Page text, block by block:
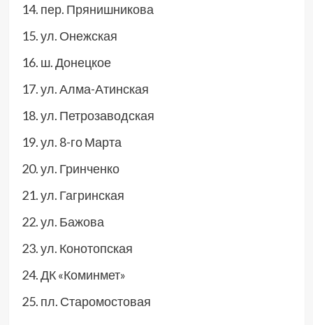
пер. Прянишникова
ул. Онежская
ш. Донецкое
ул. Алма-Атинская
ул. Петрозаводская
ул. 8-го Марта
ул. Гринченко
ул. Гагринская
ул. Бажова
ул. Конотопская
ДК «Коминмет»
пл. Старомостовая